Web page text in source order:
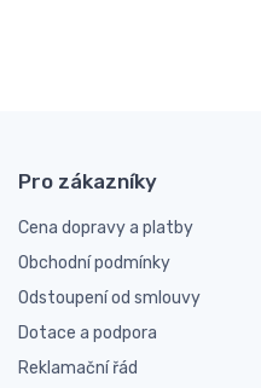
Pro zákazníky
Cena dopravy a platby
Obchodní podmínky
Odstoupení od smlouvy
Dotace a podpora
Reklamační řád